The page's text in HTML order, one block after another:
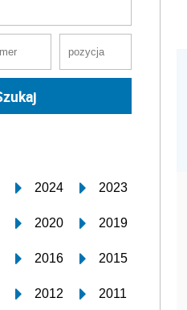
2024 2023
2020 2019
2016 2015
2012 2011